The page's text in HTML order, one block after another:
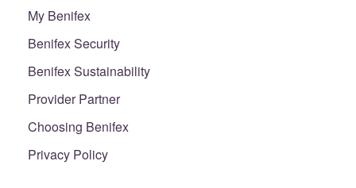
My Benifex
Benifex Security
Benifex Sustainability
Provider Partner
Choosing Benifex
Privacy Policy